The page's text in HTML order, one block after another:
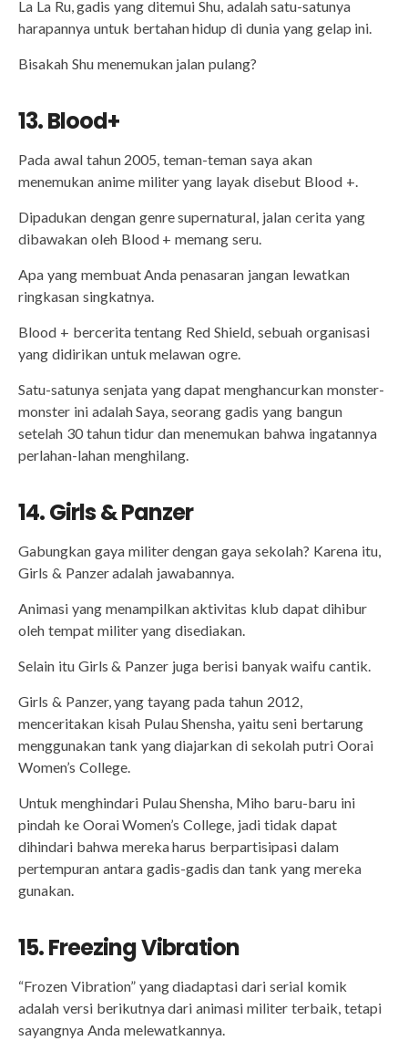
La La Ru, gadis yang ditemui Shu, adalah satu-satunya
harapannya untuk bertahan hidup di dunia yang gelap ini.
Bisakah Shu menemukan jalan pulang?
13. Blood+
Pada awal tahun 2005, teman-teman saya akan
menemukan anime militer yang layak disebut Blood +.
Dipadukan dengan genre supernatural, jalan cerita yang
dibawakan oleh Blood + memang seru.
Apa yang membuat Anda penasaran jangan lewatkan
ringkasan singkatnya.
Blood + bercerita tentang Red Shield, sebuah organisasi
yang didirikan untuk melawan ogre.
Satu-satunya senjata yang dapat menghancurkan monster-
monster ini adalah Saya, seorang gadis yang bangun
setelah 30 tahun tidur dan menemukan bahwa ingatannya
perlahan-lahan menghilang.
14. Girls & Panzer
Gabungkan gaya militer dengan gaya sekolah? Karena itu,
Girls & Panzer adalah jawabannya.
Animasi yang menampilkan aktivitas klub dapat dihibur
oleh tempat militer yang disediakan.
Selain itu Girls & Panzer juga berisi banyak waifu cantik.
Girls & Panzer, yang tayang pada tahun 2012,
menceritakan kisah Pulau Shensha, yaitu seni bertarung
menggunakan tank yang diajarkan di sekolah putri Oorai
Women’s College.
Untuk menghindari Pulau Shensha, Miho baru-baru ini
pindah ke Oorai Women’s College, jadi tidak dapat
dihindari bahwa mereka harus berpartisipasi dalam
pertempuran antara gadis-gadis dan tank yang mereka
gunakan.
15. Freezing Vibration
“Frozen Vibration” yang diadaptasi dari serial komik
adalah versi berikutnya dari animasi militer terbaik, tetapi
sayangnya Anda melewatkannya.